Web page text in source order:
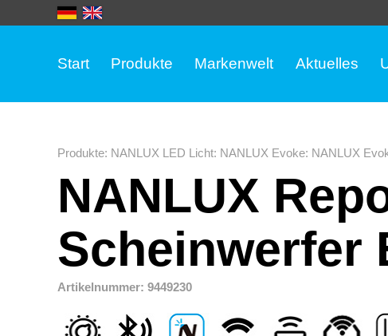
Start Produkte Markenwelt Aktuelles
Produkte: NANLUX LED Licht: NANLUX Evoke: NANLUX
NANLUX
Scheinwerfer
Artikelnummer: 9449230